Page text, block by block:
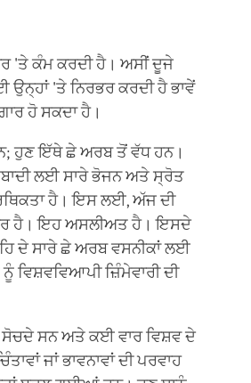
'ਤੇ ਕੰਮ ਕਰਦੀ ਹੈ। ਅਸੀਂ ਦੂਜੇ
ਉਨ੍ਹਾਂ 'ਤੇ ਨਿਰਭਰ ਕਰਦੀ ਹੈ ਭਾਵੇਂ
ਹੋ ਸਕਦਾ ਹੈ।
ਹੁਣ ਇੱਥੇ ਛੇ ਅਰਬ ਤੋਂ ਵੱਧ ਹਨ।
ਲਈ ਸਾਰੇ ਭੋਜਨ ਅਤੇ ਸ੍ਰੋਤ
ਹੈ। ਇਸ ਲਈ, ਅੱਜ ਦੀ
ਹੈ। ਇਹ ਅਸਲੀਅਤ ਹੈ। ਇਸਦੇ
ਦੇ ਸਾਰੇ ਛੇ ਅਰਬ ਵਸਨੀਕਾਂ ਲਈ
ਵਿਸ਼ਵਵਿਆਪੀ ਜ਼ਿੰਮੇਵਾਰੀ ਦੀ
ਸੋਚਦੇ ਸਨ ਅਤੇ ਕਈ ਵਾਰ ਵਿਸ਼ਵ ਦੇ
ਜਾਂ ਭਾਵਨਾਵਾਂ ਦੀ ਪਰਵਾਹ